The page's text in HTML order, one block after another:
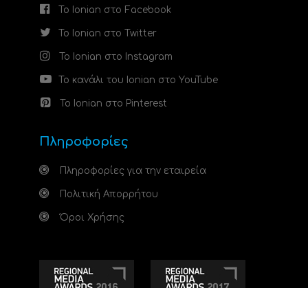
Το Ionian στο Facebook
Το Ionian στο Twitter
Το Ionian στο Instagram
Το κανάλι του Ionian στο YouTube
Το Ionian στο Pinterest
Πληροφορίες
Πληροφορίες για την εταιρεία
Πολιτική Απορρήτου
Όροι Χρήσης